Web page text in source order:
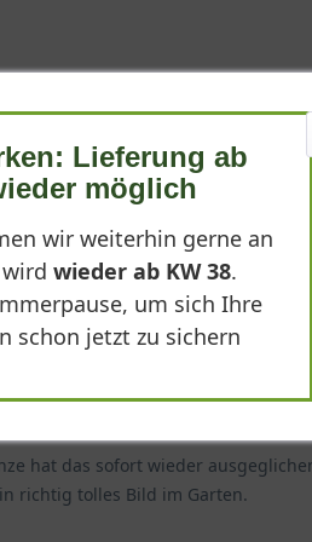
Form erzogen. Der Aufbau
wie ein fertiges
hat das sofort wieder
richtig tolles Bild im Garten.
Lieferung ab
möglich
wir weiterhin gerne an
wieder ab KW 38.
um sich Ihre
schon jetzt zu sichern